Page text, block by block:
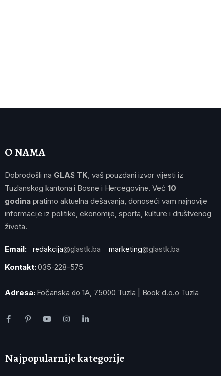
O NAMA
Dobrodošli na GLAS TK , vaš pouzdani izvor vijesti iz
Tuzlanskog kantona i Bosne i Hercegovine. Već 10
godina pratimo aktuelna dešavanja, donoseći vam najnovije
informacije iz politike, ekonomije, sporta, kulture i društvenog
života.
Email: redakcija@glastk.ba marketing@glastk.ba
Kontakt: 035-228-575
Adresa: Fočanska do 1A, 75000 Tuzla | Book d.o.o Tuzla
Najpopularnije kategorije